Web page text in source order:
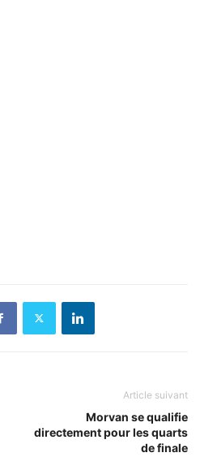
Article suivant
Morvan se qualifie
directement pour les quarts
de finale